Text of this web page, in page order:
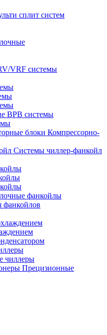
сплит систем
VRF системы
ВРВ системы
Компрессорно-
Системы чиллер-фанкойл
фанкойлы
фанкойлов
чиллеры
Прецизионные